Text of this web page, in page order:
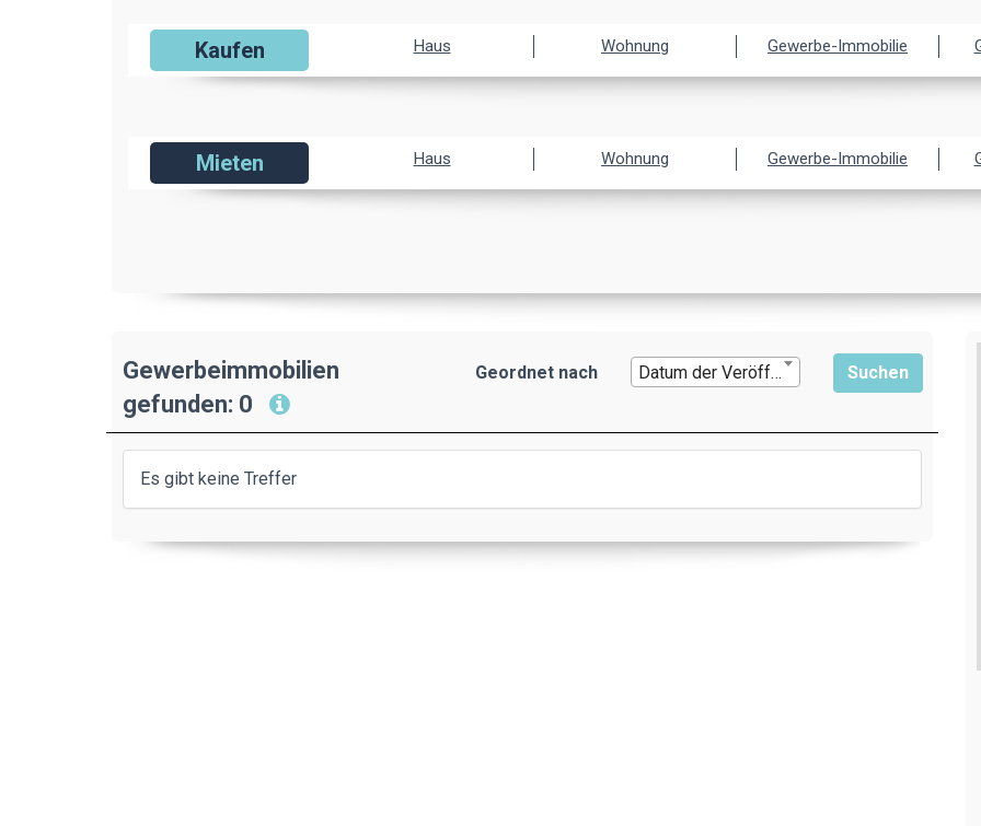
Kaufen Haus Wohnung Gewerbe-Immobilie
Mieten Haus Wohnung Gewerbe-Immobilie
Gewerbeimmobilien
gefunden: 0
Geordnet nach Datum der Veröffentlichung
Es gibt keine Treffer